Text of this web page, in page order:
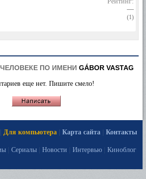
—
(1)
ПО ИМЕНИ GÁBOR VASTAG
еще нет. Пишите смело!
Для компьютера Карта сайта
Контакты
Сериалы Новости Интервью Киноблог